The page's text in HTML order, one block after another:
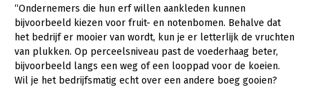
“Ondernemers die hun erf willen aankleden kunnen
bijvoorbeeld kiezen voor fruit- en notenbomen. Behalve dat
het bedrijf er mooier van wordt, kun je er letterlijk de vruchten
van plukken. Op perceelsniveau past de voederhaag beter,
bijvoorbeeld langs een weg of een looppad voor de koeien.
Wil je het bedrijfsmatig echt over een andere boeg gooien?